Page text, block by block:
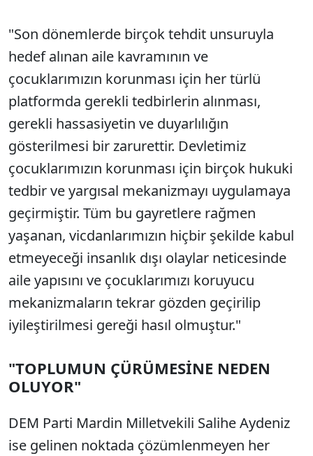
"Son dönemlerde birçok tehdit unsuruyla
hedef alınan aile kavramının ve
çocuklarımızın korunması için her türlü
platformda gerekli tedbirlerin alınması,
gerekli hassasiyetin ve duyarlılığın
gösterilmesi bir zarurettir. Devletimiz
çocuklarımızın korunması için birçok hukuki
tedbir ve yargısal mekanizmayı uygulamaya
geçirmiştir. Tüm bu gayretlere rağmen
yaşanan, vicdanlarımızın hiçbir şekilde kabul
etmeyeceği insanlık dışı olaylar neticesinde
aile yapısını ve çocuklarımızı koruyucu
mekanizmaların tekrar gözden geçirilip
iyileştirilmesi gereği hasıl olmuştur."
"TOPLUMUN ÇÜRÜMESİNE NEDEN
OLUYOR"
DEM Parti Mardin Milletvekili Salihe Aydeniz
ise gelinen noktada çözümlenmeyen her